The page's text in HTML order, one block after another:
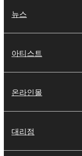
뉴스
아티스트
온라인몰
대리점